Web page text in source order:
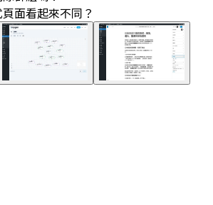
面看起來不同？